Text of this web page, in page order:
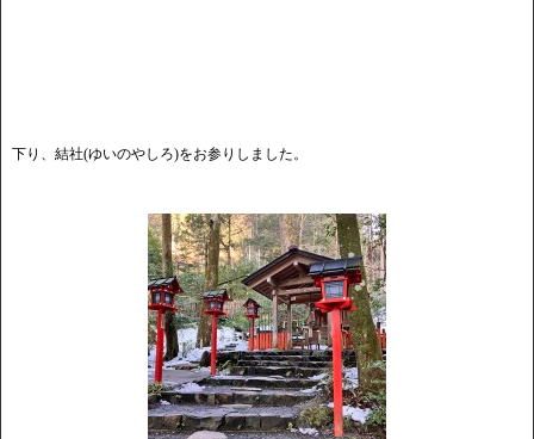
下り、結社(ゆいのやしろ)をお参りしました。